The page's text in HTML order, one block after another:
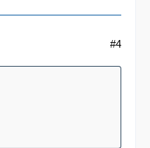
#4